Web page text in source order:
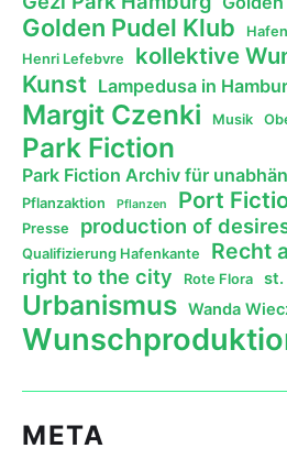
Golden Pudel Klub
Henri Lefebvre kollektive
Kunst Lampedusa in
Margit Czenki Musik
Park Fiction
Park Fiction Archiv für
Pflanzaktion Pflanzen Port
Presse production of
Qualifizierung Hafenkante Recht
right to the city Rote Flora st.
Urbanismus Wanda
META